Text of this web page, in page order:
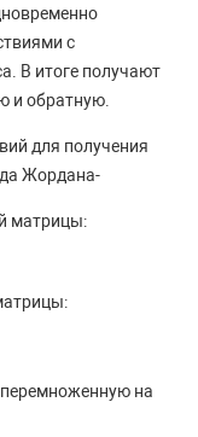
с
В итоге получают
и обратную.
для получения
Жордана-
матрицы:
на